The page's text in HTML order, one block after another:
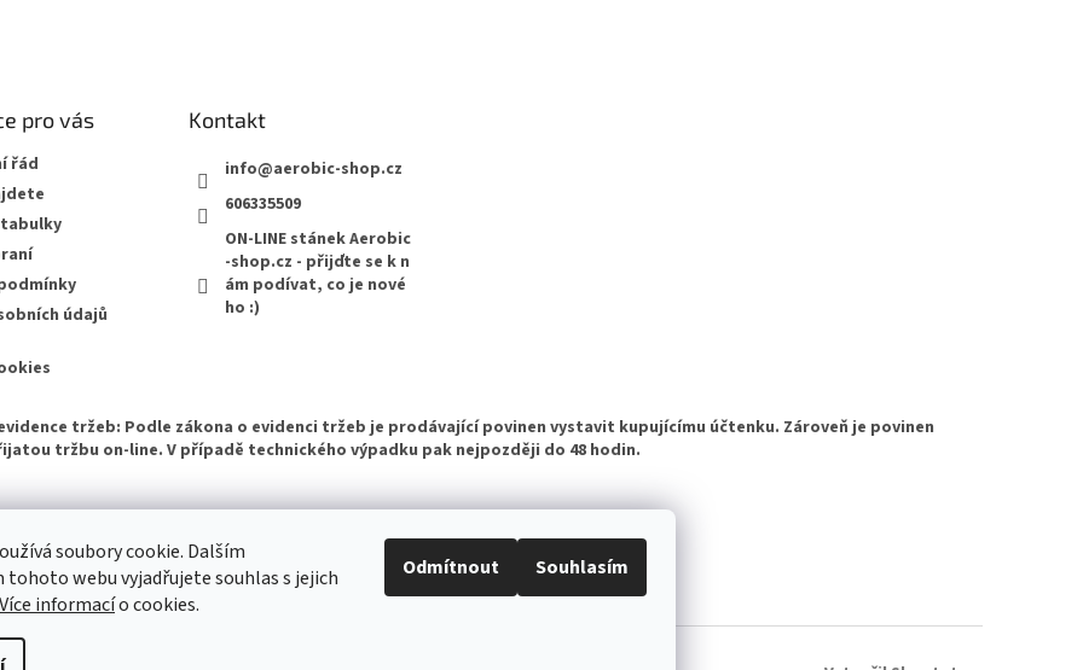
soubory cookie. Dalším
tohoto webu vyjadřujete souhlas s jejich
Více informacío cookies.
Odmítnout Souhlasím
pro vás
řád
údajů
Kontakt
info@aerobic-shop.cz
606335509
ON-LINE stánek Aerobic
-shop.cz - přijďte se k n
ám podívat, co je nové
ho :)
tržeb: Podle zákona o evidenci tržeb je prodávající povinen vystavit kupujícímu účtenku. Zároveň je povinen
tržbu on-line. V případě technického výpadku pak nejpozději do 48 hodin.